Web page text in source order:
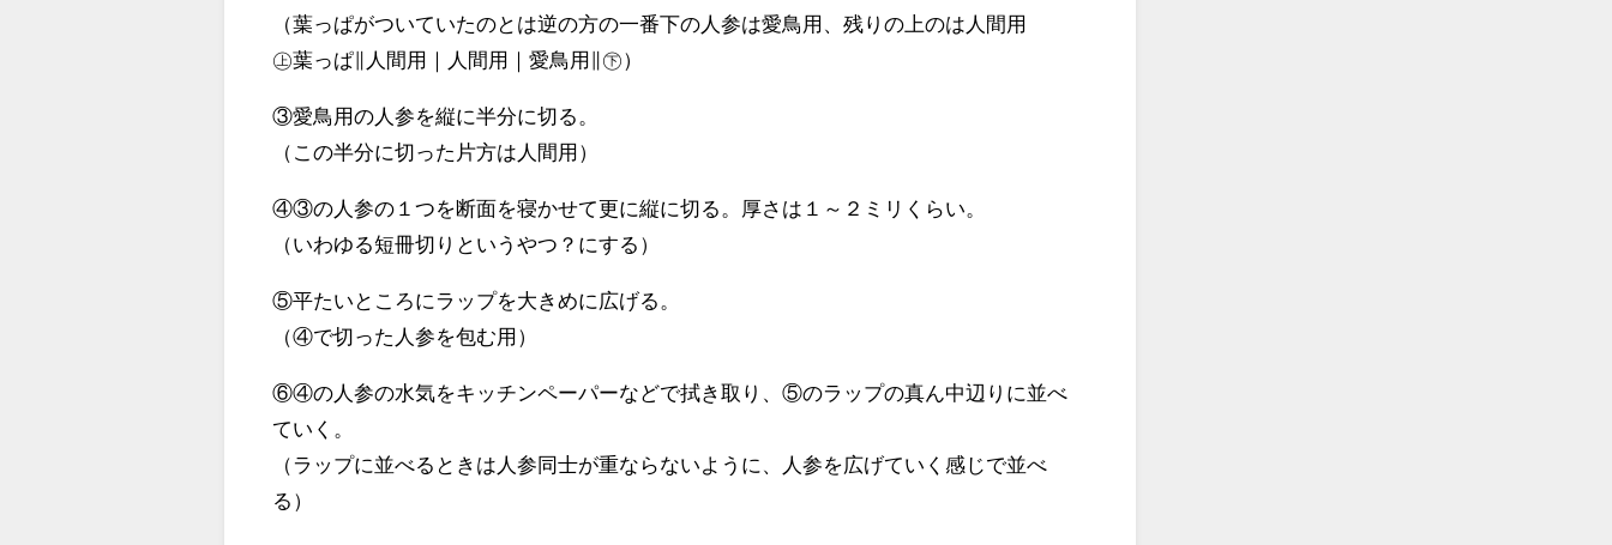
（葉っぱがついていたのとは逆の方の一番下の人参は愛鳥用、残りの上のは人間用
㊤葉っぱ∥人間用｜人間用｜愛鳥用∥㊦）
③愛鳥用の人参を縦に半分に切る。
（この半分に切った片方は人間用）
④③の人参の１つを断面を寝かせて更に縦に切る。厚さは１～２ミリくらい。
（いわゆる短冊切りというやつ？にする）
⑤平たいところにラップを大きめに広げる。
（④で切った人参を包む用）
⑥④の人参の水気をキッチンペーパーなどで拭き取り、⑤のラップの真ん中辺りに並べ
ていく。
（ラップに並べるときは人参同士が重ならないように、人参を広げていく感じで並べ
る）